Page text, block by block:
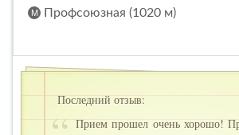
Профсоюзная (1020 м)
Последний отзыв:
Прием прошел очень хорошо!